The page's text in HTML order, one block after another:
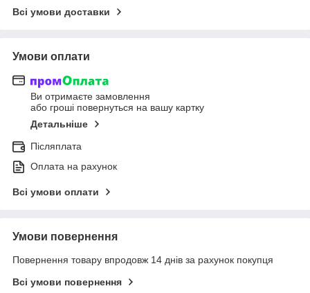
Всі умови доставки
Умови оплати
Ви отримаєте замовлення
або гроші повернуться на вашу картку
Детальніше
Післяплата
Оплата на рахунок
Всі умови оплати
Умови повернення
Повернення товару впродовж 14 днів за рахунок покупця
Всі умови повернення